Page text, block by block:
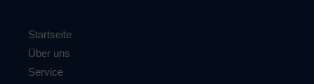
Startseite
Über uns
Service